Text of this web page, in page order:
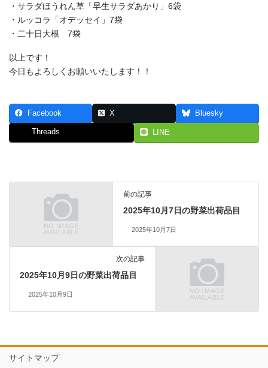
・サラダほうれん草「早生サラダあかり」6袋
・ルッコラ「オデッセイ」7袋
・二十日大根 7袋
以上です！
今日もよろしくお願いいたします！！
Facebook X Bluesky
Threads LINE
前の記事
2025年10月7日の野菜出荷品目
2025年10月7日
次の記事
2025年10月9日の野菜出荷品目
2025年10月9日
サイトマップ